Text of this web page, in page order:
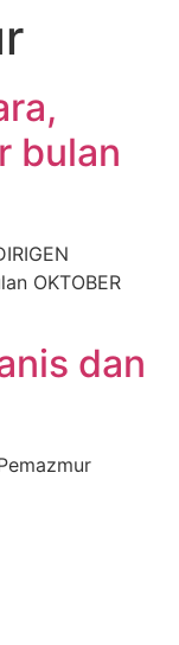
bulan
OKTOBER
dan